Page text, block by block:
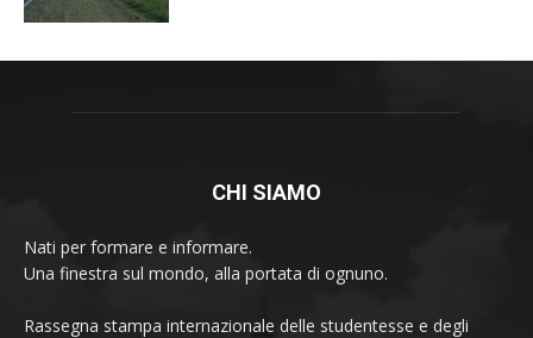
CHI SIAMO
Nati per formare e informare.
Una finestra sul mondo, alla portata di ognuno.
Rassegna stampa internazionale delle studentesse e degli